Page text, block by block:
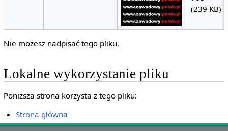
(239 KB)
Nie możesz nadpisać tego pliku.
Lokalne wykorzystanie pliku
Poniższa strona korzysta z tego pliku:
Strona główna